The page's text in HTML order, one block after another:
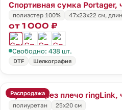
Спортивная сумка Portager,
полиэстер 100%
47х23x22 см,
от 1 000 ₽
Свободно: 438 шт.
DTF Шелкография
Распродажа
Сумка через плечо ringLink,
полиуретан
25х20 см